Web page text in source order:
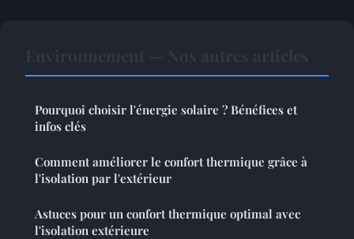
Pourquoi choisir l'énergie solaire ? Bénéfices et
infos clés
Comment améliorer le confort thermique grâce à
l'isolation par l'extérieur
Astuces pour un confort thermique optimal avec
l'isolation extérieure